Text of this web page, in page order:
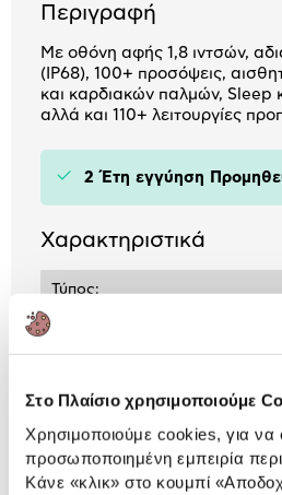
Στο Πλαίσιο χρησιμοποιούμε
Χρησιμοποιούμε cookies, για
προσωποποιημένη εμπειρία
Κάνε «κλικ» στο κουμπί
Περιγραφή
Με οθόνη αφής 1,8 ιντσών,
(IP68), 100+ προσόψεις,
και καρδιακών παλμών, Sleep
αλλά και 110+ λειτουργίες
2 Έτη εγγύηση
Χαρακτηριστικά
Τύπος:
Λογισμικού:
Αδιάβροχο: